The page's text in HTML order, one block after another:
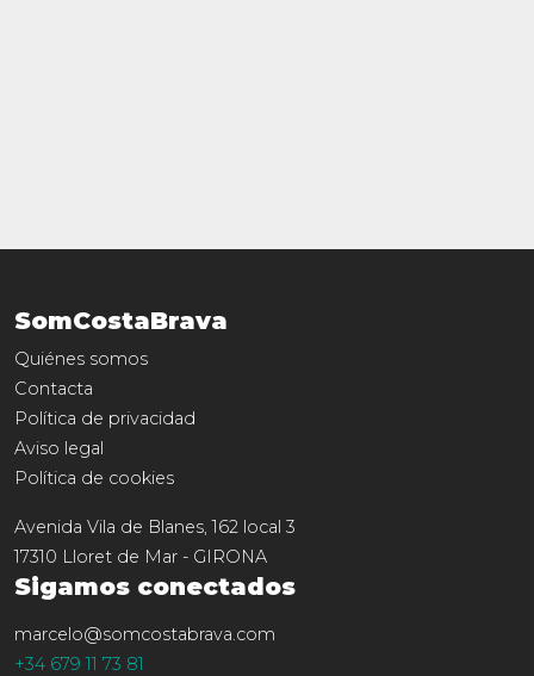
SomCostaBrava
Quiénes somos
Contacta
Política de privacidad
Aviso legal
Política de cookies
Avenida Vila de Blanes, 162 local 3
17310 Lloret de Mar - GIRONA
Sigamos conectados
marcelo@somcostabrava.com
+34 679 11 73 81